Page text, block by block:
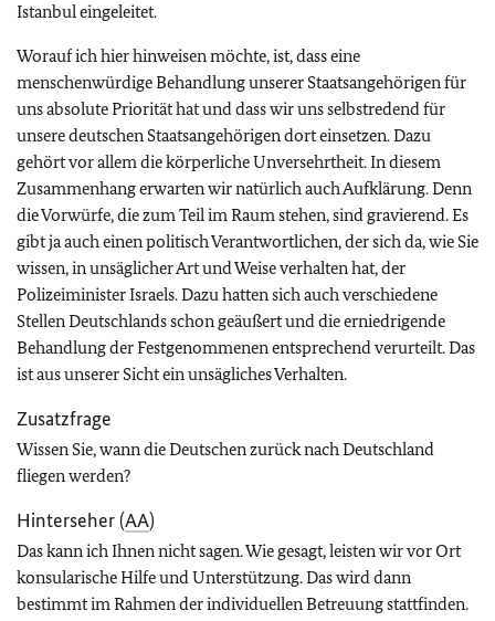
Istanbul eingeleitet.
Worauf ich hier hinweisen möchte, ist, dass eine
menschenwürdige Behandlung unserer Staatsangehörigen für
uns absolute Priorität hat und dass wir uns selbstredend für
unsere deutschen Staatsangehörigen dort einsetzen. Dazu
gehört vor allem die körperliche Unversehrtheit. In diesem
Zusammenhang erwarten wir natürlich auch Aufklärung. Denn
die Vorwürfe, die zum Teil im Raum stehen, sind gravierend. Es
gibt ja auch einen politisch Verantwortlichen, der sich da, wie Sie
wissen, in unsäglicher Art und Weise verhalten hat, der
Polizeiminister Israels. Dazu hatten sich auch verschiedene
Stellen Deutschlands schon geäußert und die erniedrigende
Behandlung der Festgenommenen entsprechend verurteilt. Das
ist aus unserer Sicht ein unsägliches Verhalten.
Zusatzfrage
Wissen Sie, wann die Deutschen zurück nach Deutschland
fliegen werden?
Hinterseher (AA)
Das kann ich Ihnen nicht sagen. Wie gesagt, leisten wir vor Ort
konsularische Hilfe und Unterstützung. Das wird dann
bestimmt im Rahmen der individuellen Betreuung stattfinden.